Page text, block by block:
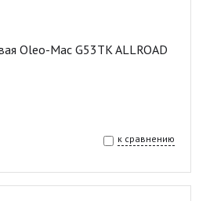
Oleo-Mac G53TK ALLROAD
к сравнению